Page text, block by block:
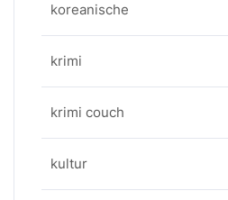
koreanische
krimi
krimi couch
kultur